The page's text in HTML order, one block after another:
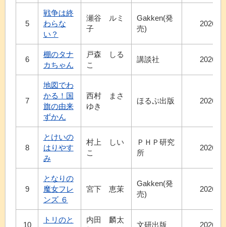
5
戦争は終
わらな
い？
瀬谷 ルミ
子
Gakken(発
売)
2026.8
6
棚のタナ
カちゃん
戸森 しる
こ
講談社 2026.7
7
地図でわ
かる！国
旗の由来
ずかん
西村 まさ
ゆき
ほるぷ出版 2026.7
8
とけいの
はりやす
み
村上 しい
こ
ＰＨＰ研究
所
2026.8
9
となりの
魔女フレ
ンズ ６
宮下 恵茉
Gakken(発
売)
2026.7
10
トリのと
内田 麟太
文研出版 2026.7